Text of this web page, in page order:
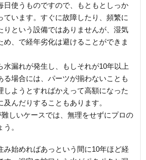
日使うものですので、もともとしっか
ています。すぐに故障したり、頻繁に
りという設備ではありませんが、湿気
め、で経年劣化は避けることができま
水漏れが発生し、もしそれが10年以上
る場合には、パーツが揃わないことも
しようとすればかえって高額になった
及んだりすることもあります。
しいケースでは、無理をせずにプロの
。
み始めればあっという間に10年ほど経